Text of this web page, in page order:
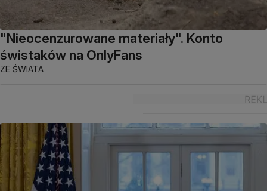
"Nieocenzurowane materiały". Konto
świstaków na OnlyFans
ZE ŚWIATA